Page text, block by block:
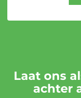
Laat ons
achter